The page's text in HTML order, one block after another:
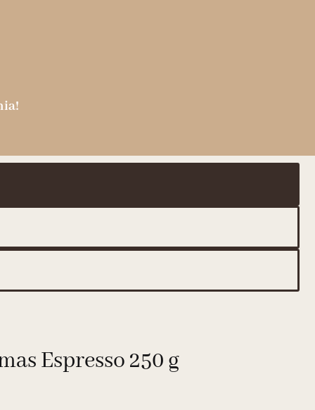
Espresso 250 g